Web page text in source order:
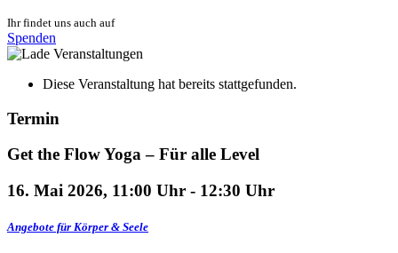
Ihr findet uns auch auf
Spenden
Diese Veranstaltung hat bereits stattgefunden.
Termin
Get the Flow Yoga – Für alle Level
16. Mai 2026, 11:00 Uhr - 12:30 Uhr
Angebote für Körper & Seele